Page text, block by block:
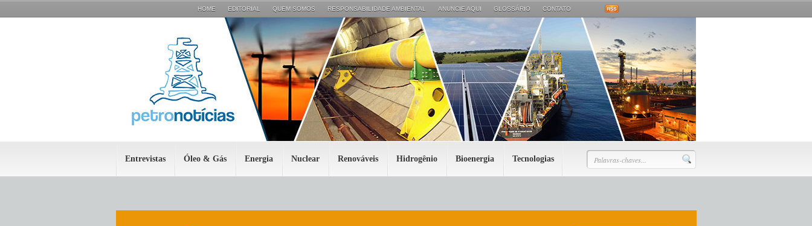
HOME EDITORIAL QUEM SOMOS RESPONSABILIDADE AMBIENTAL ANUNCIE AQUI GLOSSÁRIO CONTATO
Entrevistas Óleo & Gás Energia Nuclear Renováveis Hidrogênio Bioenergia Tecnologias